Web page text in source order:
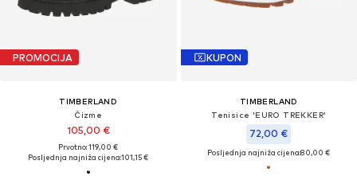
PROMOCIJA
TIMBERLAND
Čizme
105,00 €
Prvotno: 119,00 €
Posljednja najniža cijena:101,15 €
KUPON
TIMBERLAND
Tenisice 'EURO TREKKER'
72,00 €
Posljednja najniža cijena:80,00 €